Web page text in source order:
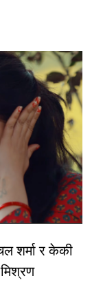
शर्मा र केकी